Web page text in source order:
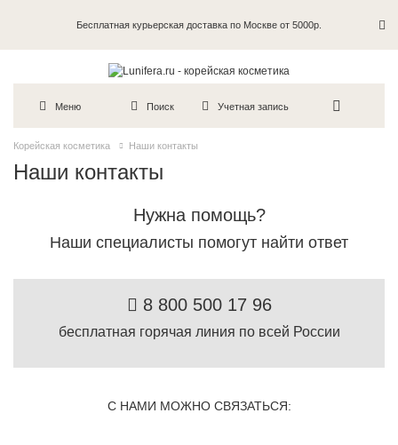
Бесплатная курьерская доставка по Москве от 5000р.
Пробники в каждый заказ
Меню Поиск Учетная запись
Корейская косметика Наши контакты
Наши контакты
Нужна помощь?
Наши специалисты помогут найти ответ
8 800 500 17 96
бесплатная горячая линия по всей России
С НАМИ МОЖНО СВЯЗАТЬСЯ: